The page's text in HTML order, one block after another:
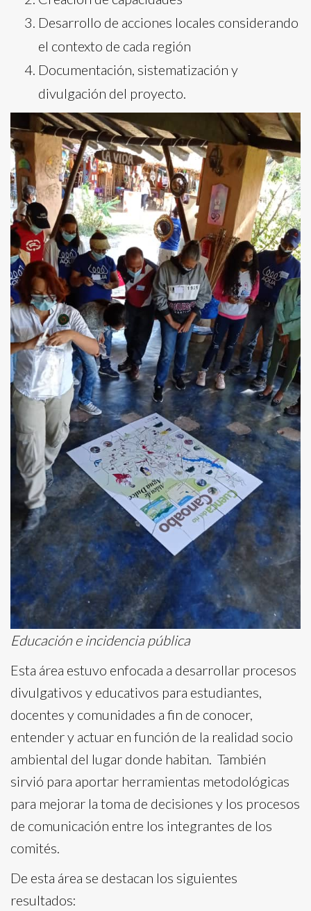
Desarrollo de acciones locales considerando
el contexto de cada región
Documentación, sistematización y
divulgación del proyecto.
Educación e incidencia pública
Esta área estuvo enfocada a desarrollar procesos
divulgativos y educativos para estudiantes,
docentes y comunidades a fin de conocer,
entender y actuar en función de la realidad socio
ambiental del lugar donde habitan. También
sirvió para aportar herramientas metodológicas
para mejorar la toma de decisiones y los procesos
de comunicación entre los integrantes de los
comités.
De esta área se destacan los siguientes
resultados: